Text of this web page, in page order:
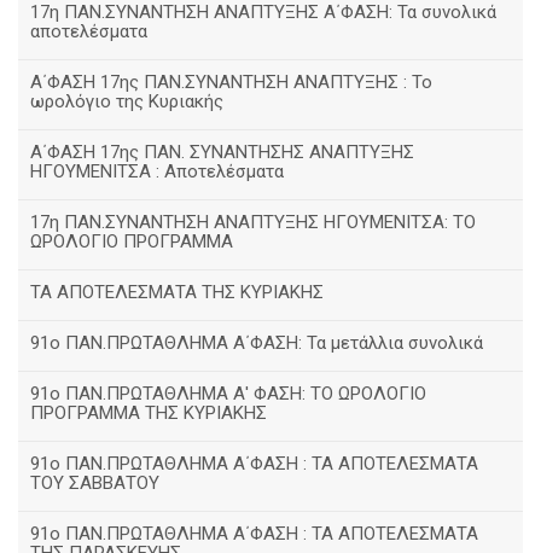
17η ΠΑΝ.ΣΥΝΑΝΤΗΣΗ ΑΝΑΠΤΥΞΗΣ Α΄ΦΑΣΗ: Τα συνολικά
αποτελέσματα
Α΄ΦΑΣΗ 17ης ΠΑΝ.ΣΥΝΑΝΤΗΣΗ ΑΝΑΠΤΥΞΗΣ : Το
ωρολόγιο της Κυριακής
Α΄ΦΑΣΗ 17ης ΠΑΝ. ΣΥΝΑΝΤΗΣΗΣ ΑΝΑΠΤΥΞΗΣ
ΗΓΟΥΜΕΝΙΤΣΑ : Αποτελέσματα
17η ΠΑΝ.ΣΥΝΑΝΤΗΣΗ ΑΝΑΠΤΥΞΗΣ ΗΓΟΥΜΕΝΙΤΣΑ: ΤΟ
ΩΡΟΛΟΓΙΟ ΠΡΟΓΡΑΜΜΑ
ΤΑ ΑΠΟΤΕΛΕΣΜΑΤΑ ΤΗΣ ΚΥΡΙΑΚΗΣ
91ο ΠΑΝ.ΠΡΩΤΑΘΛΗΜΑ Α΄ΦΑΣΗ: Τα μετάλλια συνολικά
91ο ΠΑΝ.ΠΡΩΤΑΘΛΗΜΑ Α' ΦΑΣΗ: ΤΟ ΩΡΟΛΟΓΙΟ
ΠΡΟΓΡΑΜΜΑ ΤΗΣ ΚΥΡΙΑΚΗΣ
91ο ΠΑΝ.ΠΡΩΤΑΘΛΗΜΑ Α΄ΦΑΣΗ : ΤΑ ΑΠΟΤΕΛΕΣΜΑΤΑ
ΤΟΥ ΣΑΒΒΑΤΟΥ
91ο ΠΑΝ.ΠΡΩΤΑΘΛΗΜΑ Α΄ΦΑΣΗ : ΤΑ ΑΠΟΤΕΛΕΣΜΑΤΑ